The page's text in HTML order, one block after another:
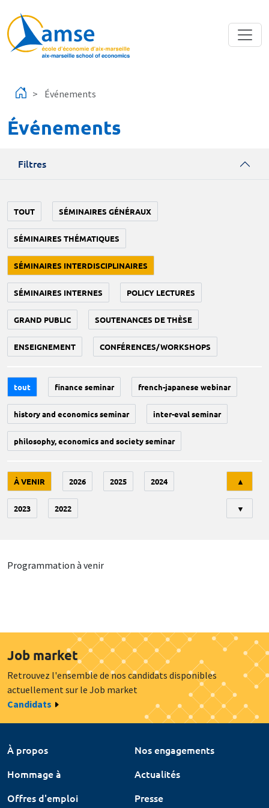
Événements
Événements
Filtres
TOUT SÉMINAIRES GÉNÉRAUX
SÉMINAIRES THÉMATIQUES
SÉMINAIRES INTERDISCIPLINAIRES
SÉMINAIRES INTERNES POLICY LECTURES
GRAND PUBLIC SOUTENANCES DE THÈSE
ENSEIGNEMENT CONFÉRENCES/WORKSHOPS
tout finance seminar french-japanese webinar
history and economics seminar inter-eval seminar
philosophy, economics and society seminar
À VENIR 2026 2025 2024
2023 2022
▲
▼
Programmation à venir
Job market
Retrouvez l'ensemble de nos candidats disponibles
actuellement sur le Job market
Candidats
À propos
Nos engagements
Hommage à
Actualités
Offres d'emploi
Presse